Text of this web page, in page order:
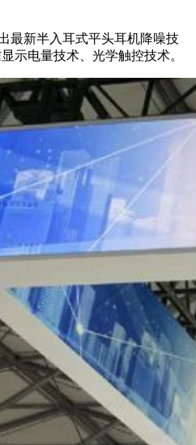
最新半入耳式平头耳机降噪技
示电量技术、光学触控技术。